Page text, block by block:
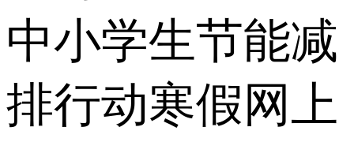
中小学生节能减
排行动寒假网上